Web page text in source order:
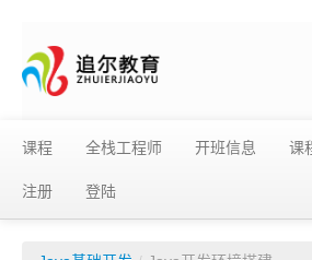
课程 全栈工程师 开班信息 课
注册 登陆